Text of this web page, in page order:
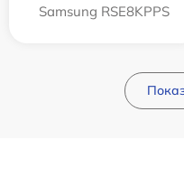
Samsung RSE8KPPS